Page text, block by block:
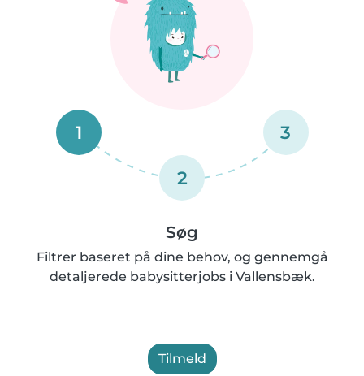
1
2
3
Søg
Filtrer baseret på dine behov, og gennemgå
detaljerede babysitterjobs i Vallensbæk.
Tilmeld